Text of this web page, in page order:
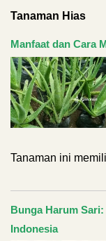
Tanaman Hias
Manfaat dan Cara
Tanaman ini
Bunga Harum
Indonesia